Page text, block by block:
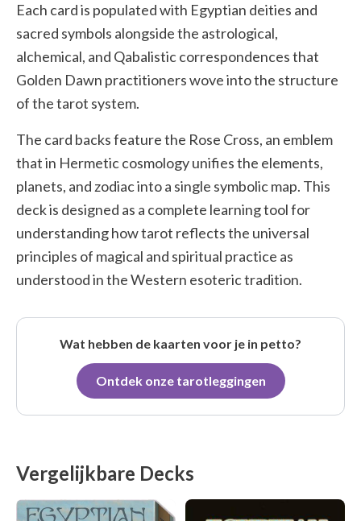
Each card is populated with Egyptian deities and
sacred symbols alongside the astrological,
alchemical, and Qabalistic correspondences that
Golden Dawn practitioners wove into the structure
of the tarot system.
The card backs feature the Rose Cross, an emblem
that in Hermetic cosmology unifies the elements,
planets, and zodiac into a single symbolic map. This
deck is designed as a complete learning tool for
understanding how tarot reflects the universal
principles of magical and spiritual practice as
understood in the Western esoteric tradition.
Wat hebben de kaarten voor je in petto?
Ontdek onze tarotleggingen
Vergelijkbare Decks